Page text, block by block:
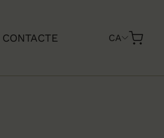
CONTACTE CA